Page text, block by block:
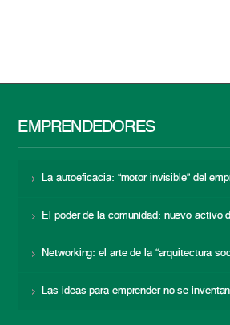
EMPRENDEDORES
La autoeficacia: “motor invisible” del
El poder de la comunidad: nuevo activo
Networking: el arte de la “arquitectura
Las ideas para emprender no se